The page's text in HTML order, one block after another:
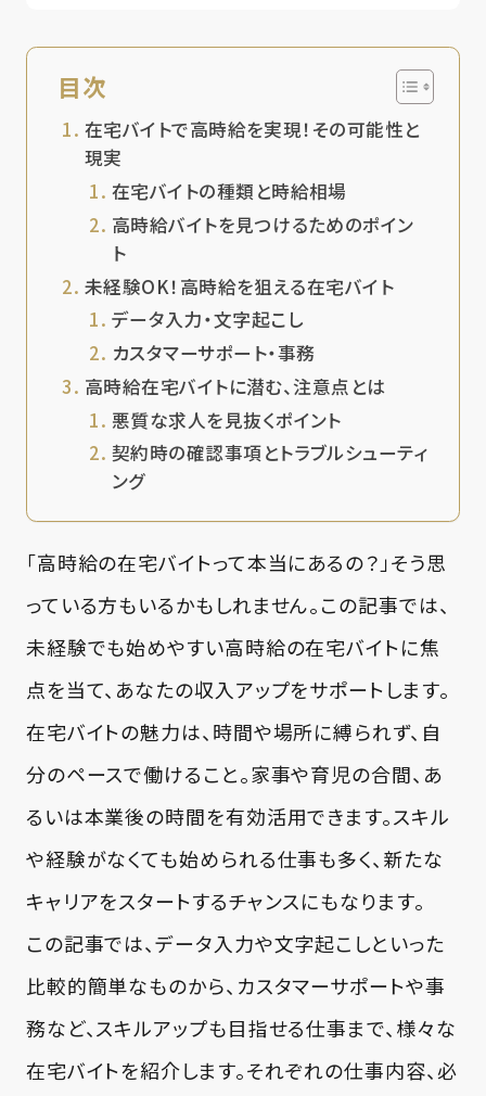
目次
在宅バイトで高時給を実現！その可能性と
現実
在宅バイトの種類と時給相場
高時給バイトを見つけるためのポイン
ト
未経験OK！高時給を狙える在宅バイト
データ入力・文字起こし
カスタマーサポート・事務
高時給在宅バイトに潜む、注意点とは
悪質な求人を見抜くポイント
契約時の確認事項とトラブルシューティ
ング
「高時給の在宅バイトって本当にあるの？」そう思
っている方もいるかもしれません。この記事では、
未経験でも始めやすい高時給の在宅バイトに焦
点を当て、あなたの収入アップをサポートします。
在宅バイトの魅力は、時間や場所に縛られず、自
分のペースで働けること。家事や育児の合間、あ
るいは本業後の時間を有効活用できます。スキル
や経験がなくても始められる仕事も多く、新たな
キャリアをスタートするチャンスにもなります。
この記事では、データ入力や文字起こしといった
比較的簡単なものから、カスタマーサポートや事
務など、スキルアップも目指せる仕事まで、様々な
在宅バイトを紹介します。それぞれの仕事内容、必